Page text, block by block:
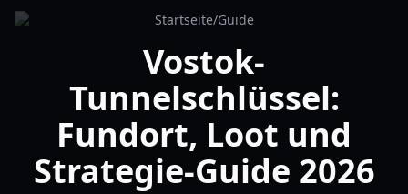
Startseite/Guide
Vostok-
Tunnelschlüssel:
Fundort, Loot und
Strategie-Guide 2026